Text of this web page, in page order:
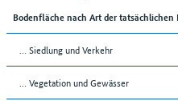
Bodenfläche nach Art der tatsächlichen
… Siedlung und Verkehr
… Vegetation und Gewässer